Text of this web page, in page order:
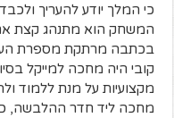
כי המלך יודע להעריך
המשחק הוא מתנהג קצת
בכתבה מרתקת מספרת
קובי היה מחכה למייקל
מקצועיות על מנת ללמוד
מחכה ליד חדר ההלבשה, כל